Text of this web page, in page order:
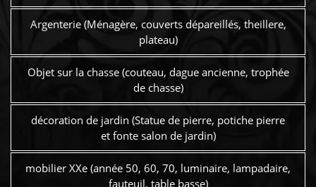
Argenterie (Ménagère, couverts dépareillés, theillere,
plateau)
Objet sur la chasse (couteau, dague ancienne, trophée
de chasse)
décoration de jardin (Statue de pierre, potiche pierre
et fonte salon de jardin)
mobilier XXe (année 50, 60, 70, luminaire, lampadaire,
fauteuil, table basse)